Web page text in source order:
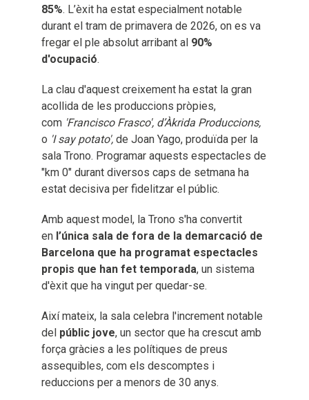
85%. L’èxit ha estat especialment notable
durant el tram de primavera de 2026, on es va
fregar el ple absolut arribant al 90%
d'ocupació.
La clau d'aquest creixement ha estat la gran
acollida de les produccions pròpies,
com 'Francisco Frasco', d’Àkrida Produccions,
o 'I say potato', de Joan Yago, produïda per la
sala Trono. Programar aquests espectacles de
"km 0" durant diversos caps de setmana ha
estat decisiva per fidelitzar el públic.
Amb aquest model, la Trono s'ha convertit
en l’única sala de fora de la demarcació de
Barcelona que ha programat espectacles
propis que han fet temporada, un sistema
d'èxit que ha vingut per quedar-se.
Així mateix, la sala celebra l'increment notable
del públic jove, un sector que ha crescut amb
força gràcies a les polítiques de preus
assequibles, com els descomptes i
reduccions per a menors de 30 anys.